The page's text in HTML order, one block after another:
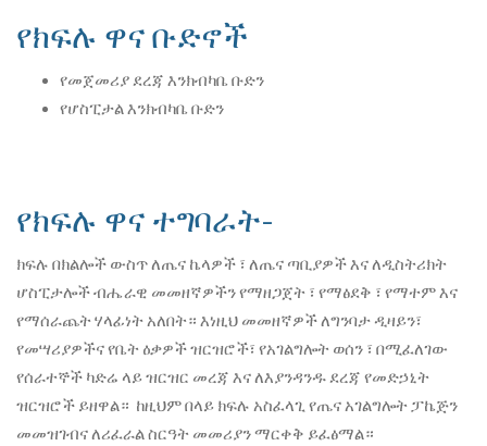
የክፍሉ ዋና ቡድኖች
የመጀመሪያ ደረጃ እንክብካቤ ቡድን
የሆስፒታል እንክብካቤ ቡድን
የክፍሉ ዋና ተግባራት-
ክፍሉ በክልሎች ውስጥ ለጤና ኬላዎች ፣ ለጤና ጣቢያዎች እና ለዲስትሪክት
ሆስፒታሎች ብሔራዊ መመዘኛዎችን የማዘጋጀት ፣ የማፅደቅ ፣ የማተም እና
የማሰራጨት ሃላፊነት አለበት። እነዚህ መመዘኛዎች ለግንባታ ዲዛይን፣
የመሣሪያዎችና የቤት ዕቃዎች ዝርዝሮች፣ የአገልግሎት ወሰን ፣ በሚፈለገው
የሰራተኞች ካድሬ ላይ ዝርዝር መረጃ እና ለእያንዳንዱ ደረጃ የመድኃኒት
ዝርዝሮች ይዘዋል። ከዚህም በላይ ክፍሉ አስፈላጊ የጤና አገልግሎት ፓኬጅን
መመዝገብና ለሪፈራል ስርዓት መመሪያን ማርቀቅ ይፈፅማል።